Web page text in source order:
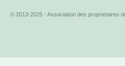
© 2013-2025 - Association des proprietaires